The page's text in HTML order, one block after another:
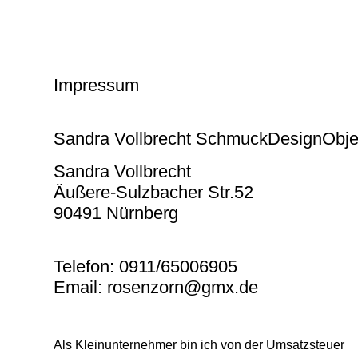
Impressum
Sandra Vollbrecht
Sandra Vollbrecht
Äußere-Sulzbacher Str.52
90491 Nürnberg
Telefon: 0911/65006905
Email: rosenzorn@gmx.de
Als Kleinunternehmer bin ich von der Umsatzsteuer